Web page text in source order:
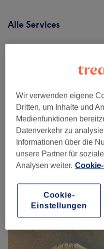
Alle Services
Herren - Haarschnitte &
Keratin Glättung ( 1)
Damen Beauty ( 2)
Unsere Arbeit
Bild anklicken für weitere
Wir verwenden eigene
Dritten, um Inhalte und
Medienfunktionen
Datenverkehr zu
Informationen über die
unsere Partner für
Analysen weiter.
Cookie-
Einstellungen